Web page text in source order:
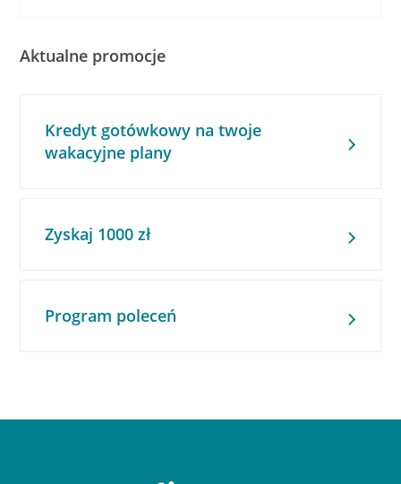
Aktualne promocje
Kredyt gotówkowy na twoje
wakacyjne plany
Zyskaj 1000 zł
Program poleceń